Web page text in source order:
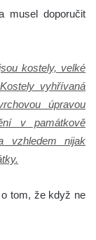
musel doporučit
kostely, velké
vyhřívaná
úpravou
v památkově
vzhledem nijak
tom, že když ne